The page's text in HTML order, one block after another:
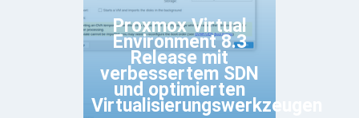
Proxmox Virtual
Environment 8.3
Release mit
verbessertem SDN
und optimierten
Virtualisierungswerkzeugen